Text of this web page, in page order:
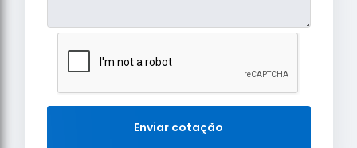
Enviar cotação